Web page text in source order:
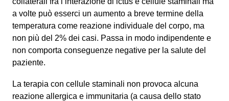
a volte può esserci un aumento a breve termine della
temperatura come reazione individuale del corpo, ma
non più del 2% dei casi. Passa in modo indipendente e
non comporta conseguenze negative per la salute del
paziente.
La terapia con cellule staminali non provoca alcuna
reazione allergica e immunitaria (a causa dello stato